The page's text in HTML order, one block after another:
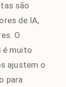
são
de IA,
O
é muito
ajustem o
para